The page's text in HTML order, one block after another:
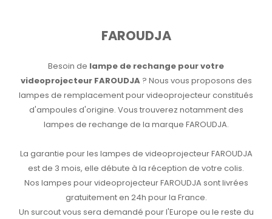
FAROUDJA
Besoin de lampe de rechange pour votre
videoprojecteur FAROUDJA? Nous vous proposons des
lampes de remplacement pour videoprojecteur constitués
d'ampoules d'origine. Vous trouverez notamment des
lampes de rechange de la marque FAROUDJA.
La garantie pour les lampes de videoprojecteur FAROUDJA
est de 3 mois, elle débute à la réception de votre colis.
Nos lampes pour videoprojecteur FAROUDJA sont livrées
gratuitement en 24h pour la France.
Un surcout vous sera demandé pour l'Europe ou le reste du